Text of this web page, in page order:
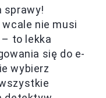
sprawy!
wcale nie musi
to lekka
się do e-
wybierz